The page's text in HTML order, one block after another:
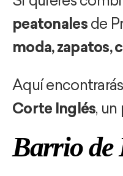
peatonalesde
moda, zapatos,
Aquí
Corte Inglés,
Barrio de